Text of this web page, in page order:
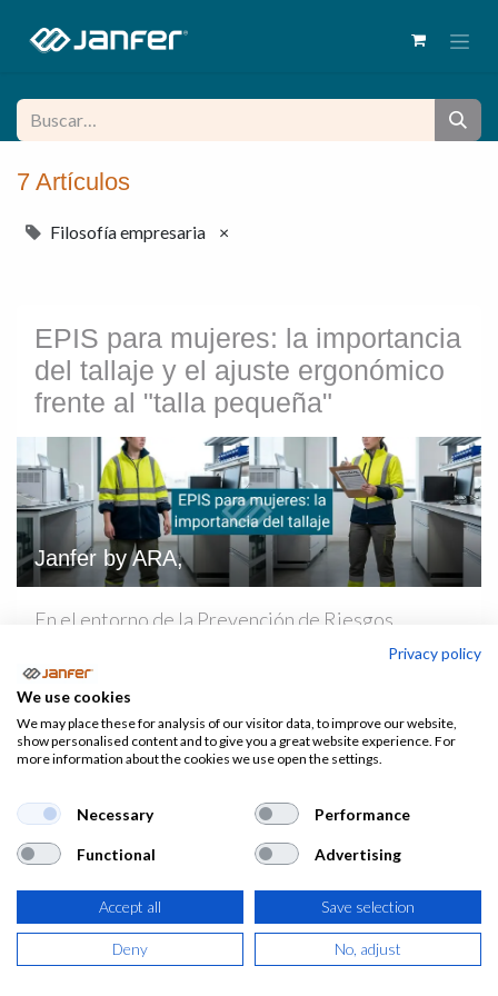
7 Artículos
Filosofía empresaria ×
EPIS para mujeres: la importancia
del tallaje y el ajuste ergonómico
frente al "talla pequeña"
Janfer by ARA,
En el entorno de la Prevención de Riesgos
Laborales (PRL), la selección de un Equipo de
Protección Individual (EPI) solo es eficaz si se
ajusta correctamente al usuario. Sin embargo,
históricamente, e...
Riesgos Laborales
Ropa de trabajo Salud
27 may. 2026
Privacy policy
We use cookies
We may place these for analysis of our visitor data, to improve our website,
show personalised content and to give you a great website experience. For
more information about the cookies we use open the settings.
Necessary Performance
Functional Advertising
Accept all Save selection
Deny No, adjust